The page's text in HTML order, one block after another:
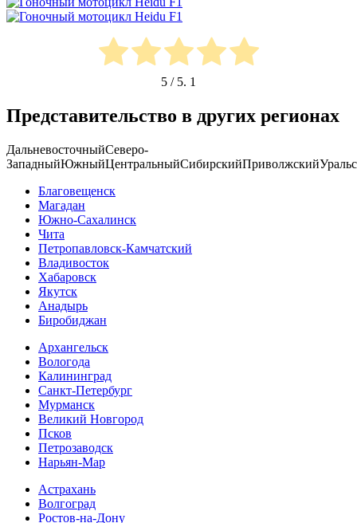
5 / 5. 1
Представительство в других регионах
ДальневосточныйСеверо-
ЗападныйЮжныйЦентральныйСибирскийПриволжский
Благовещенск
Магадан
Южно-Сахалинск
Чита
Петропавловск-Камчатский
Владивосток
Хабаровск
Якутск
Анадырь
Биробиджан
Архангельск
Вологода
Калининград
Санкт-Петербург
Мурманск
Великий Новгород
Псков
Петрозаводск
Нарьян-Мар
Астрахань
Волгоград
Ростов-на-Дону